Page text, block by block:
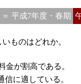
＝ 平成7年度・春期
ものはどれか。
が割高である。
に適している。